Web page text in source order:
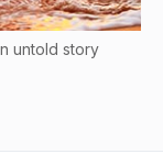
untold story